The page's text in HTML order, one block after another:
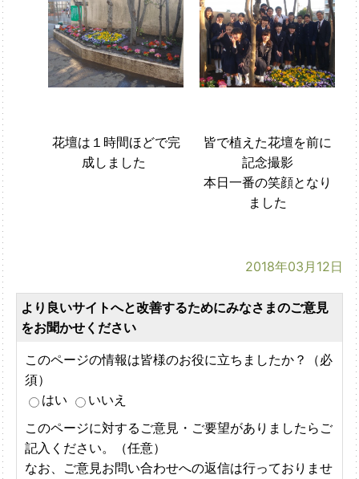
花壇は１時間ほどで完
成しました
皆で植えた花壇を前に
記念撮影
本日一番の笑顔となり
ました
2018年03月12日
より良いサイトへと改善するためにみなさまのご意見
をお聞かせください
このページの情報は皆様のお役に立ちましたか？（必
須）
はい
いいえ
このページに対するご意見・ご要望がありましたらご
記入ください。（任意）
なお、ご意見お問い合わせへの返信は行っておりませ